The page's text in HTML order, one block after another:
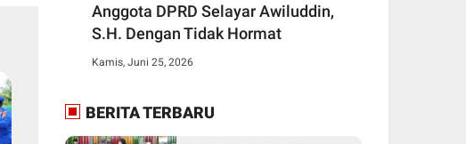
Anggota DPRD Selayar Awiluddin,
S.H. Dengan Tidak Hormat
Kamis, Juni 25, 2026
BERITA TERBARU